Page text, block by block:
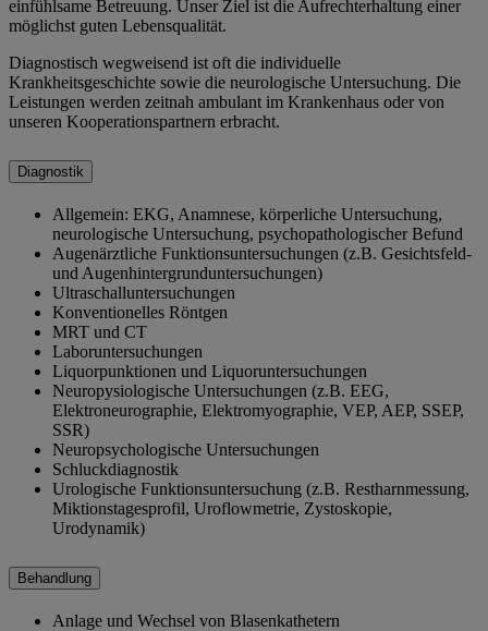
einfühlsame Betreuung. Unser Ziel ist die Aufrechterhaltung einer
möglichst guten Lebensqualität.
Diagnostisch wegweisend ist oft die individuelle
Krankheitsgeschichte sowie die neurologische Untersuchung. Die
Leistungen werden zeitnah ambulant im Krankenhaus oder von
unseren Kooperationspartnern erbracht.
Diagnostik
Allgemein: EKG, Anamnese, körperliche Untersuchung,
neurologische Untersuchung, psychopathologischer Befund
Augenärztliche Funktionsuntersuchungen (z.B. Gesichtsfeld-
und Augenhintergrunduntersuchungen)
Ultraschalluntersuchungen
Konventionelles Röntgen
MRT und CT
Laboruntersuchungen
Liquorpunktionen und Liquoruntersuchungen
Neuropysiologische Untersuchungen (z.B. EEG,
Elektroneurographie, Elektromyographie, VEP, AEP, SSEP,
SSR)
Neuropsychologische Untersuchungen
Schluckdiagnostik
Urologische Funktionsuntersuchung (z.B. Restharnmessung,
Miktionstagesprofil, Uroflowmetrie, Zystoskopie,
Urodynamik)
Behandlung
Anlage und Wechsel von Blasenkathetern